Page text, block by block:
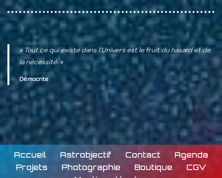
« Tout ce qui existe dans l'Univers est le fruit du hasard et de
la nécessité. »
Démocrite
Accueil Astrobjectif Contact
Agenda
Projets
Photographie Boutique
CGV